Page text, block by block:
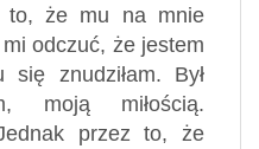
to, że mu na mnie
mi odczuć, że jestem
znudziłam. Był
moją miłością.
przez to, że